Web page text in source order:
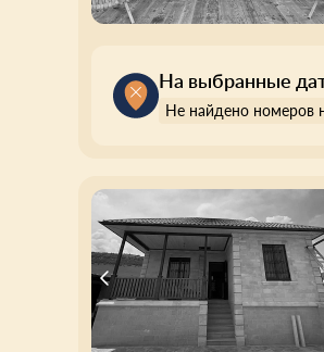
На выбранные
Не найдено номеров